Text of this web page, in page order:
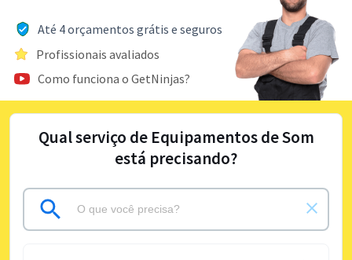
Até 4 orçamentos grátis e seguros
Profissionais avaliados
Como funciona o GetNinjas?
Qual serviço de Equipamentos de Som
está precisando?